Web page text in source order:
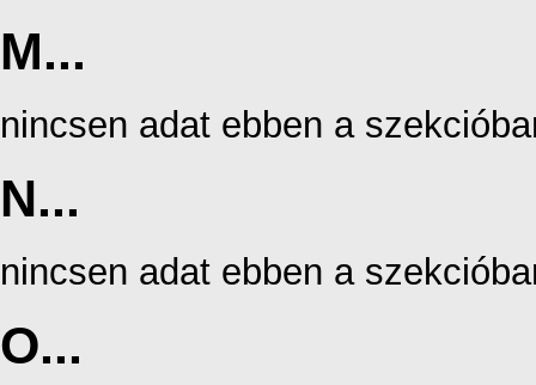
M...
nincsen adat ebben a
N...
nincsen adat ebben a
O...